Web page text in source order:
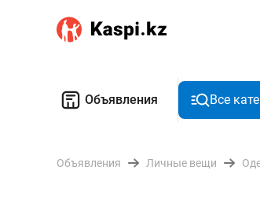
Объявления Все
Объявления Личные вещи